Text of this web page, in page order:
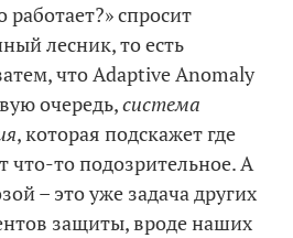
спросит
лесник, то есть
что Adaptive Anomaly
очередь,система
, которая подскажет где
что-то подозрительное. А
– это уже задача других
защиты, вроде наших